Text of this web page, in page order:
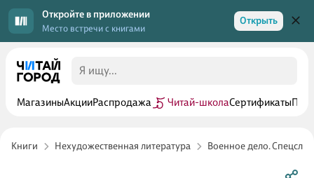
Откройте в приложении
Место встречи с книгами
Открыть
МагазиныАкцииРаспродажа Читай-школаСертификаты
Книги Нехудожественная литература Военное дело.